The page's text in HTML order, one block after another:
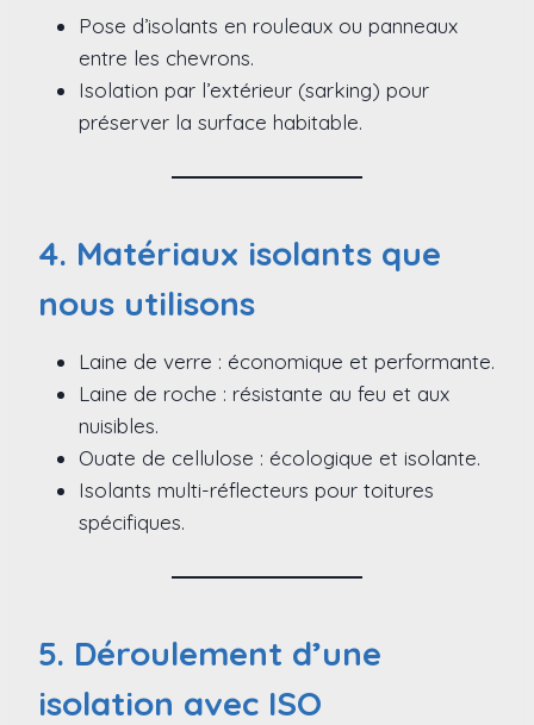
Pose d’isolants en rouleaux ou panneaux
entre les chevrons.
Isolation par l’extérieur (sarking) pour
préserver la surface habitable.
4. Matériaux isolants que
nous utilisons
Laine de verre : économique et performante.
Laine de roche : résistante au feu et aux
nuisibles.
Ouate de cellulose : écologique et isolante.
Isolants multi-réflecteurs pour toitures
spécifiques.
5. Déroulement d’une
isolation avec ISO